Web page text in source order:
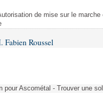
de mise sur le
Fabien Roussel
pour Ascométal - Trouver une